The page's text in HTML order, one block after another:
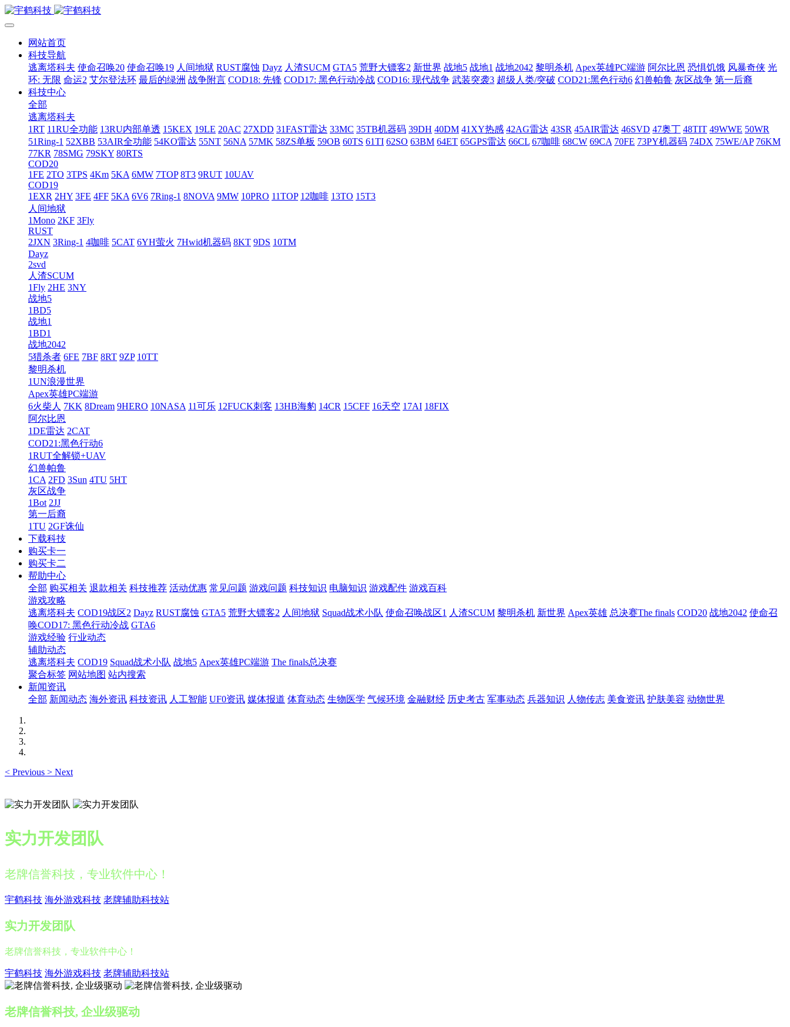
网站首页
科技导航
逃离塔科夫 使命召唤20 使命召唤19 人间地狱 RUST腐蚀 Dayz 人渣SUCM GTA5 荒野大镖客2 新世界 战地5 战地1 战地2042 黎明杀机 Apex英雄PC端游 阿尔比恩 恐惧饥饿 风暴奇侠 光
环: 无限 命运2 艾尔登法环 最后的绿洲 战争附言 COD18: 先锋 COD17: 黑色行动冷战 COD16: 现代战争 武装突袭3 超级人类/突破 COD21:黑色行动6 幻兽帕鲁 灰区战争 第一后裔
科技中心
全部
逃离塔科夫
1RT 11RU全功能 13RU内部单透 15KEX 19LE 20AC 27XDD 31FAST雷达 33MC 35TB机器码 39DH 40DM 41XY热感 42AG雷达 43SR 45AIR雷达 46SVD 47奥丁 48TIT 49WWE 50WR
51Ring-1 52XBB 53AIR全功能 54KO雷达 55NT 56NA 57MK 58ZS单板 59OB 60TS 61TI 62SO 63BM 64ET 65GPS雷达 66CL 67咖啡 68CW 69CA 70FE 73PY机器码 74DX 75WE/AP 76KM
77KR 78SMG 79SKY 80RTS
COD20
1FE 2TO 3TPS 4Km 5KA 6MW 7TOP 8T3 9RUT 10UAV
COD19
1EXR 2HY 3FE 4FF 5KA 6V6 7Ring-1 8NOVA 9MW 10PRO 11TOP 12咖啡 13TO 15T3
人间地狱
1Mono 2KF 3Fly
RUST
2JXN 3Ring-1 4咖啡 5CAT 6YH萤火 7Hwid机器码 8KT 9DS 10TM
Dayz
2svd
人渣SCUM
1Fly 2HE 3NY
战地5
1BD5
战地1
1BD1
战地2042
5猎杀者 6FE 7BF 8RT 9ZP 10TT
黎明杀机
1UN浪漫世界
Apex英雄PC端游
6火柴人 7KK 8Dream 9HERO 10NASA 11可乐 12FUCK刺客 13HB海豹 14CR 15CFF 16天空 17AI 18FIX
阿尔比恩
1DE雷达 2CAT
COD21:黑色行动6
1RUT全解锁+UAV
幻兽帕鲁
1CA 2FD 3Sun 4TU 5HT
灰区战争
1Bot 2JJ
第一后裔
1TU 2GF诛仙
下载科技
购买卡一
购买卡二
帮助中心
全部 购买相关 退款相关 科技推荐 活动优惠 常见问题 游戏问题 科技知识 电脑知识 游戏配件 游戏百科
游戏攻略
逃离塔科夫 COD19战区2 Dayz RUST腐蚀 GTA5 荒野大镖客2 人间地狱 Squad战术小队 使命召唤战区1 人渣SCUM 黎明杀机 新世界 Apex英雄 总决赛The finals COD20 战地2042 使命召
唤COD17: 黑色行动冷战 GTA6
游戏经验 行业动态
辅助动态
逃离塔科夫 COD19 Squad战术小队 战地5 Apex英雄PC端游 The finals总决赛
聚合标签 网站地图 站内搜索
新闻资讯
全部 新闻动态 海外资讯 科技资讯 人工智能 UF0资讯 媒体报道 体育动态 生物医学 气候环境 金融财经 历史考古 军事动态 兵器知识 人物传志 美食资讯 护肤美容 动物世界
< Previous > Next
实力开发团队
老牌信誉科技，专业软件中心！
宇鹤科技 海外游戏科技 老牌辅助科技站
实力开发团队
老牌信誉科技，专业软件中心！
宇鹤科技 海外游戏科技 老牌辅助科技站
老牌信誉科技, 企业级驱动